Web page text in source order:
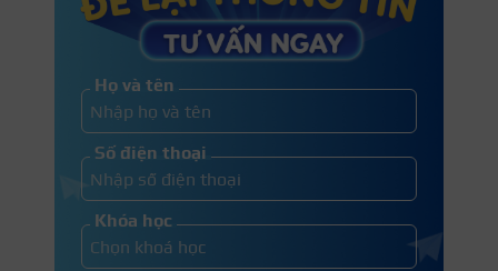
Nhu cầu nhân lực nghề cắt tóc nam cao nên bạn có
thể dễ dàng kiếm được việc làm và phát triển lâu
Họ và tên
Số điện thoại
Khóa học